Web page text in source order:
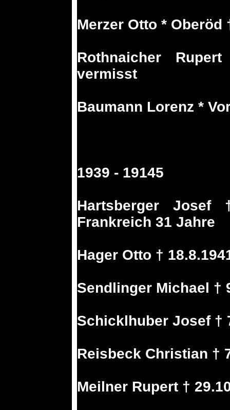
Merzer Otto * Oberöd
Rothnaicher
vermisst
Baumann Lorenz *
1939 - 19145
Hartsberger Josef
Frankreich 31 Jahre
Hager Otto †
Sendlinger Michael †
Schicklhuber Josef †
Reisbeck Christian †
Meilner Rupert †